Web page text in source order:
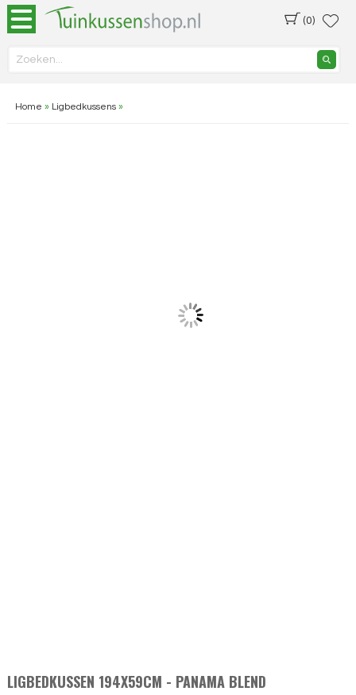
(0)
Home » Ligbedkussens»
LIGBEDKUSSEN 194X59CM - PANAMA BLEND